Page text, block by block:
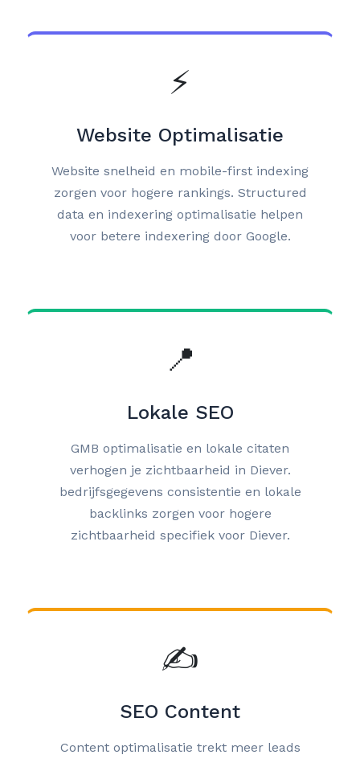
⚡
Website Optimalisatie
Website snelheid en mobile-first indexing
zorgen voor hogere rankings. Structured
data en indexering optimalisatie helpen
voor betere indexering door Google.
📍
Lokale SEO
GMB optimalisatie en lokale citaten
verhogen je zichtbaarheid in Diever.
bedrijfsgegevens consistentie en lokale
backlinks zorgen voor hogere
zichtbaarheid specifiek voor Diever.
✍️
SEO Content
Content optimalisatie trekt meer leads